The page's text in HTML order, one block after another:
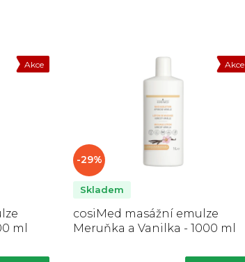
Akce
ml
Akce
-29%
cosiMed masážní emulze
Meruňka a Vanilka - 1000 ml
Skladem